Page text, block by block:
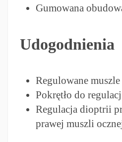
Gumowana
Udogodnienia
Regulowane
Pokrętło do
Regulacja dioptrii
prawej muszli